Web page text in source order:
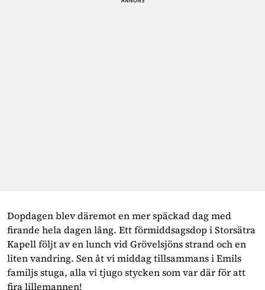
Dopdagen blev däremot en mer späckad dag med
firande hela dagen lång. Ett förmiddsagsdop i Storsätra
Kapell följt av en lunch vid Grövelsjöns strand och en
liten vandring. Sen åt vi middag tillsammans i Emils
familjs stuga, alla vi tjugo stycken som var där för att
fira lillemannen!